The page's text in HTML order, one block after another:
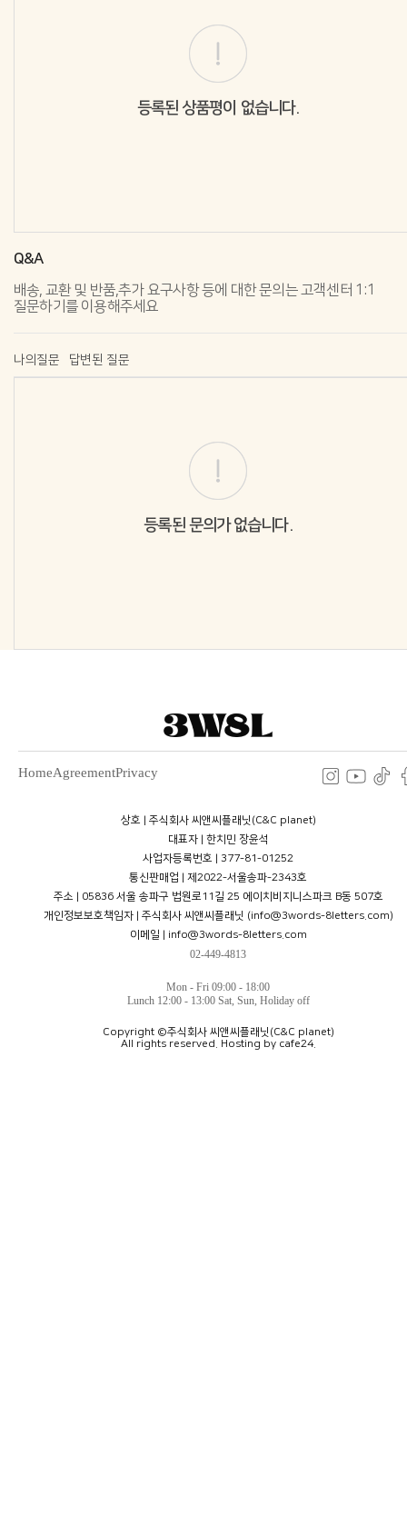
등록된 상품평이 없습니다.
Q&A
배송, 교환 및 반품,추가 요구사항 등에 대한 문의는 고객센터 1:1
질문하기를 이용해주세요
나의질문 답변된 질문
등록된 문의가 없습니다.
HomeAgreementPrivacy
상호 | 주식회사 씨앤씨플래닛(C&C planet)
대표자 | 한치민 장윤석
사업자등록번호 | 377-81-01252
통신판매업 | 제2022-서울송파-2343호
주소 | 05836 서울 송파구 법원로11길 25 에이치비지니스파크 B동 507호
개인정보보호책임자 | 주식회사 씨앤씨플래닛 (info@3words-8letters.com)
이메일 | info@3words-8letters.com
02-449-4813
Mon - Fri 09:00 - 18:00
Lunch 12:00 - 13:00 Sat, Sun, Holiday off
Copyright ©주식회사 씨앤씨플래닛(C&C planet)
All rights reserved. Hosting by cafe24.